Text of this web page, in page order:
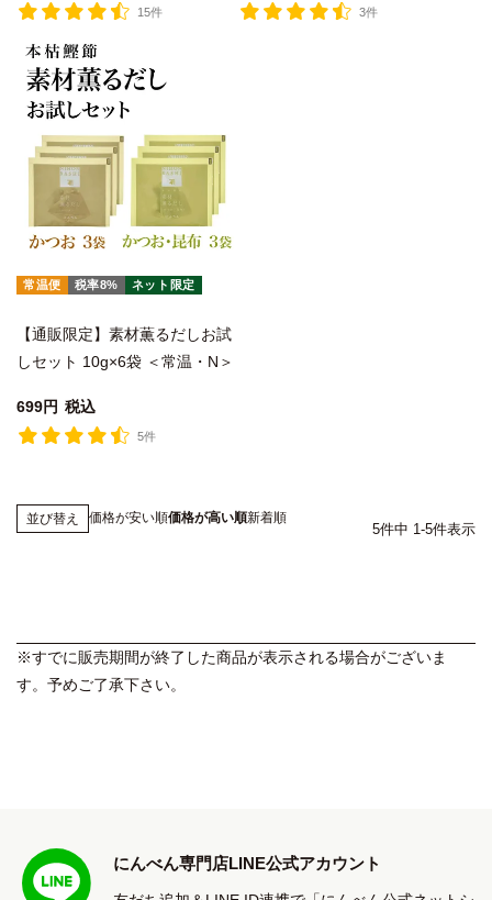
15件 3件
常温便 税率8% ネット限定
【通販限定】素材薫るだしお試
しセット 10g×6袋 ＜常温・N＞
699 税込
5件
並び替え 価格が安い順価格が高い順新着順
5件中 1-5件表示
※すでに販売期間が終了した商品が表示される場合がございま
す。予めご了承下さい。
にんべん専門店LINE公式アカウント